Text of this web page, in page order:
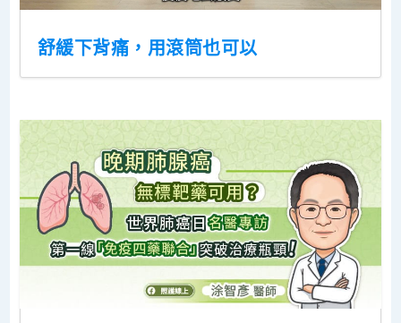
舒緩下背痛，用滾筒也可以